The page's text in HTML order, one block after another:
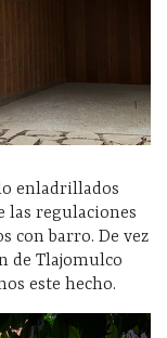
enladrillados
las regulaciones
con barro. De vez
de Tlajomulco
este hecho.